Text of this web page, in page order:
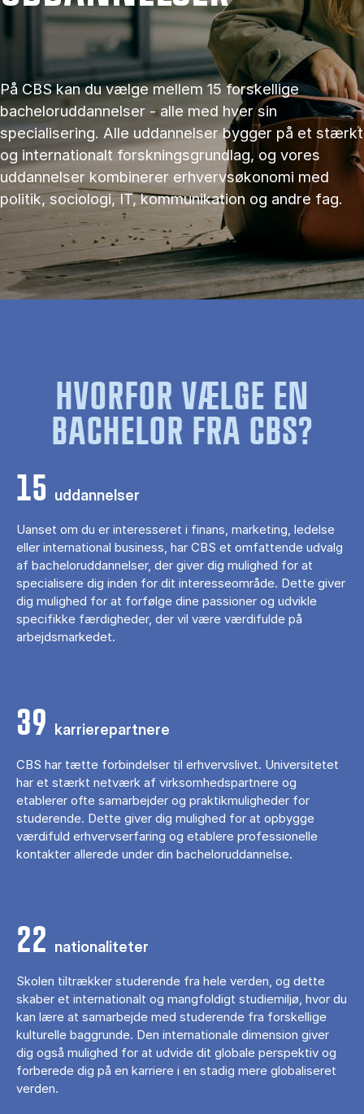
På CBS kan du vælge mellem 15 forskellige
bacheloruddannelser - alle med hver sin
specialisering. Alle uddannelser bygger på et stærkt
og internationalt forskningsgrundlag, og vores
uddannelser kombinerer erhvervsøkonomi med
politik, sociologi, IT, kommunikation og andre fag.
HVORFOR VÆLGE EN
BACHELOR FRA CBS?
15 uddannelser
Uanset om du er interesseret i finans, marketing, ledelse
eller international business, har CBS et omfattende udvalg
af bacheloruddannelser, der giver dig mulighed for at
specialisere dig inden for dit interesseområde. Dette giver
dig mulighed for at forfølge dine passioner og udvikle
specifikke færdigheder, der vil være værdifulde på
arbejdsmarkedet.
39 karrierepartnere
CBS har tætte forbindelser til erhvervslivet. Universitetet
har et stærkt netværk af virksomhedspartnere og
etablerer ofte samarbejder og praktikmuligheder for
studerende. Dette giver dig mulighed for at opbygge
værdifuld erhvervserfaring og etablere professionelle
kontakter allerede under din bacheloruddannelse.
22 nationaliteter
Skolen tiltrækker studerende fra hele verden, og dette
skaber et internationalt og mangfoldigt studiemiljø, hvor du
kan lære at samarbejde med studerende fra forskellige
kulturelle baggrunde. Den internationale dimension giver
dig også mulighed for at udvide dit globale perspektiv og
forberede dig på en karriere i en stadig mere globaliseret
verden.